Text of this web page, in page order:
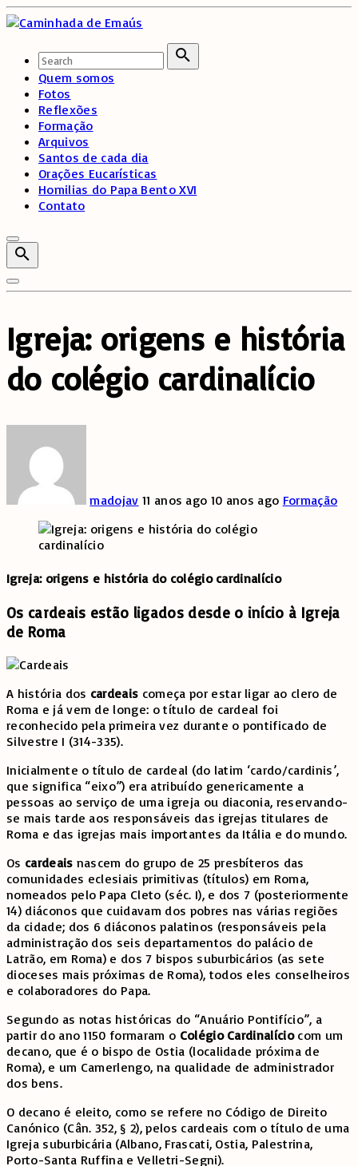
Skip
to
Search
Search
for:
Quem somos
Fotos
Reflexões
Formação
Arquivos
Santos de cada dia
Orações Eucarísticas
Homilias do Papa Bento XVI
Contato
Igreja: origens e história
do colégio cardinalício
madojav 11 anos ago 10 anos ago Formação
Igreja: origens e história do colégio cardinalício
Os cardeais estão ligados desde o início à Igreja
de Roma
A história dos cardeais começa por estar ligar ao clero de
Roma e já vem de longe: o título de cardeal foi
reconhecido pela primeira vez durante o pontificado de
Silvestre I (314-335).
Inicialmente o título de cardeal (do latim ‘cardo/cardinis’,
que significa “eixo”) era atribuído genericamente a
pessoas ao serviço de uma igreja ou diaconia, reservando-
se mais tarde aos responsáveis das igrejas titulares de
Roma e das igrejas mais importantes da Itália e do mundo.
Os cardeais nascem do grupo de 25 presbíteros das
comunidades eclesiais primitivas (títulos) em Roma,
nomeados pelo Papa Cleto (séc. I), e dos 7 (posteriormente
14) diáconos que cuidavam dos pobres nas várias regiões
da cidade; dos 6 diáconos palatinos (responsáveis pela
administração dos seis departamentos do palácio de
Latrão, em Roma) e dos 7 bispos suburbicários (as sete
dioceses mais próximas de Roma), todos eles conselheiros
e colaboradores do Papa.
Segundo as notas históricas do “Anuário Pontifício”, a
partir do ano 1150 formaram o Colégio Cardinalíciocom um
decano, que é o bispo de Ostia (localidade próxima de
Roma), e um Camerlengo, na qualidade de administrador
dos bens.
O decano é eleito, como se refere no Código de Direito
Canónico (Cân. 352, § 2), pelos cardeais com o título de uma
Igreja suburbicária (Albano, Frascati, Ostia, Palestrina,
Porto-Santa Ruffina e Velletri-Segni).